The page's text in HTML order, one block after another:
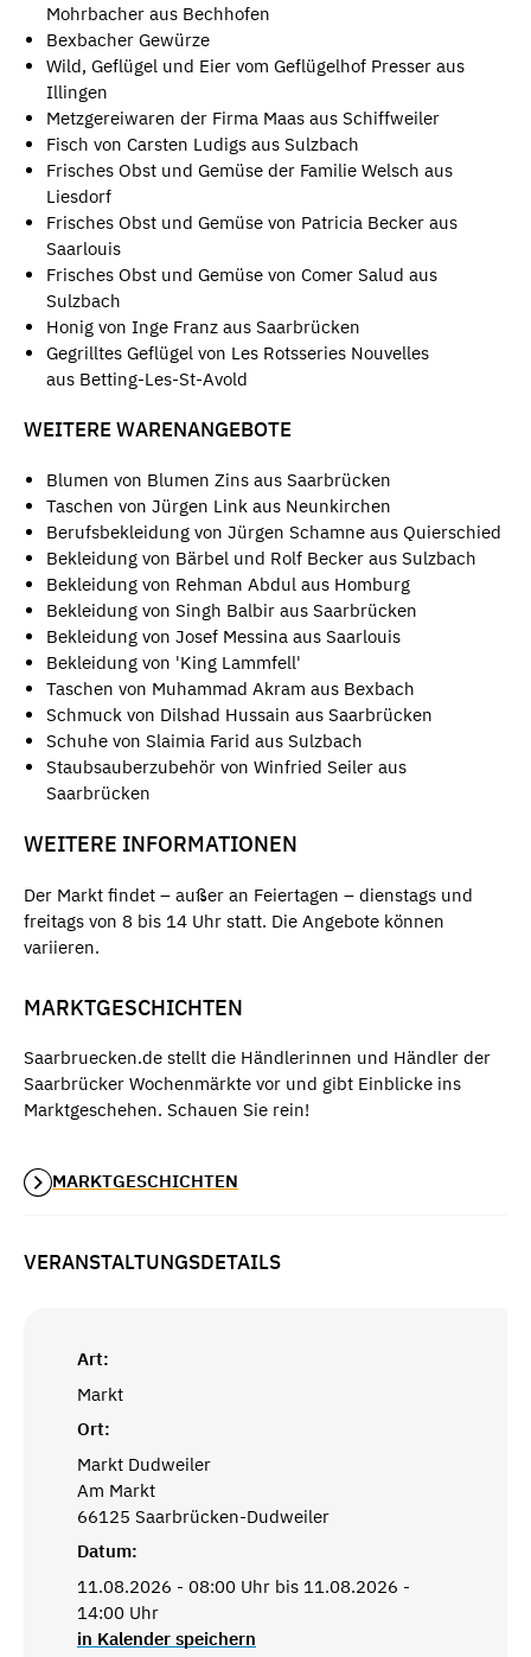
Mohrbacher aus Bechhofen
Bexbacher Gewürze
Wild, Geflügel und Eier vom Geflügelhof Presser aus
Illingen
Metzgereiwaren der Firma Maas aus Schiffweiler
Fisch von Carsten Ludigs aus Sulzbach
Frisches Obst und Gemüse der Familie Welsch aus
Liesdorf
Frisches Obst und Gemüse von Patricia Becker aus
Saarlouis
Frisches Obst und Gemüse von Comer Salud aus
Sulzbach
Honig von Inge Franz aus Saarbrücken
Gegrilltes Geflügel von Les Rotsseries Nouvelles
aus Betting-Les-St-Avold
WEITERE WARENANGEBOTE
Blumen von Blumen Zins aus Saarbrücken
Taschen von Jürgen Link aus Neunkirchen
Berufsbekleidung von Jürgen Schamne aus Quierschied
Bekleidung von Bärbel und Rolf Becker aus Sulzbach
Bekleidung von Rehman Abdul aus Homburg
Bekleidung von Singh Balbir aus Saarbrücken
Bekleidung von Josef Messina aus Saarlouis
Bekleidung von 'King Lammfell'
Taschen von Muhammad Akram aus Bexbach
Schmuck von Dilshad Hussain aus Saarbrücken
Schuhe von Slaimia Farid aus Sulzbach
Staubsauberzubehör von Winfried Seiler aus
Saarbrücken
WEITERE INFORMATIONEN
Der Markt findet – außer an Feiertagen – dienstags und
freitags von 8 bis 14 Uhr statt. Die Angebote können
variieren.
MARKTGESCHICHTEN
Saarbruecken.de stellt die Händlerinnen und Händler der
Saarbrücker Wochenmärkte vor und gibt Einblicke ins
Marktgeschehen. Schauen Sie rein!
MARKTGESCHICHTEN
VERANSTALTUNGSDETAILS
Art:
Markt
Ort:
Markt Dudweiler
Am Markt
66125 Saarbrücken-Dudweiler
Datum:
11.08.2026 - 08:00 Uhr bis 11.08.2026 -
14:00 Uhr
in Kalender speichern